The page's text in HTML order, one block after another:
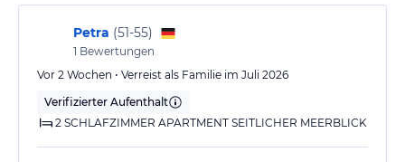
…) und von uns als…
Petra (51-55)
1 Bewertungen
Vor 2 Wochen • Verreist als Familie im Juli 2026
Verifizierter Aufenthalt
2 SCHLAFZIMMER APARTMENT SEITLICHER MEERBLICK